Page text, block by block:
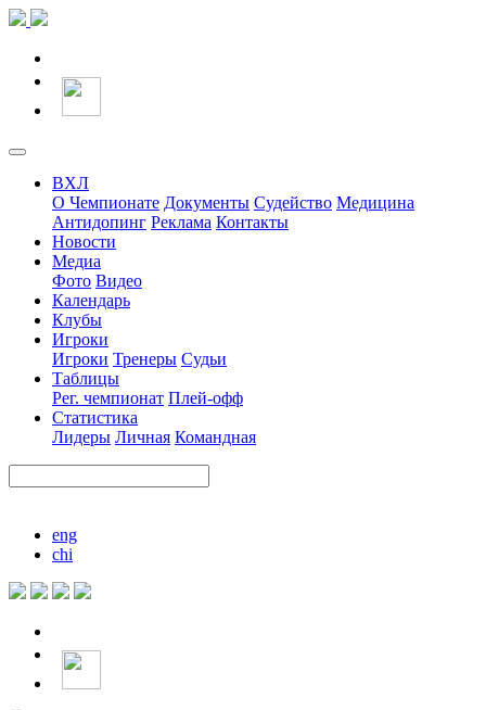
ВХЛ
О Чемпионате Документы Судейство Медицина
Антидопинг Реклама Контакты
Новости
Медиа
Фото Видео
Календарь
Клубы
Игроки
Игроки Тренеры Судьи
Таблицы
Рег. чемпионат Плей-офф
Статистика
Лидеры Личная Командная
eng
chi